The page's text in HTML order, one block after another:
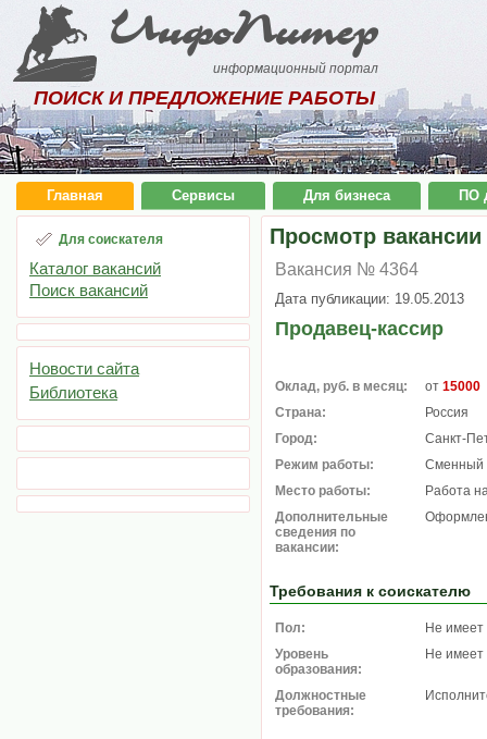
ИнфоПитер
информационный портал
ПОИСК И ПРЕДЛОЖЕНИЕ РАБОТЫ
Главная Сервисы Для бизнеса ПО
Для соискателя
Каталог вакансий
Поиск вакансий
Новости сайта
Библиотека
Просмотр вакансии
Вакансия № 4364
Дата публикации: 19.05.2013
Продавец-кассир
Оклад, руб. в месяц: от 15000
Страна:
Россия
Город:
Санкт-
Режим работы:
Сменный
Место работы:
Работа
Дополнительные
сведения по
вакансии:
Требования к соискателю
Пол:
Не имеет
Уровень
образования:
Не имеет
Должностные
требования: